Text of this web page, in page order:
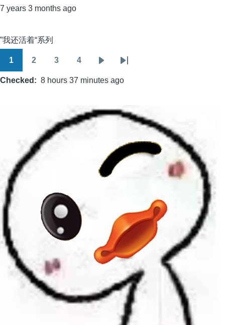
7 years 3 months ago
”我还活着“系列
1 2 3 4
page
Last
Checked 8 hours 37 minutes ago